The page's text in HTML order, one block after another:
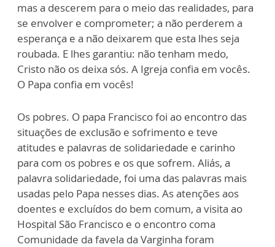
mas a descerem para o meio das realidades, para
se envolver e comprometer; a não perderem a
esperança e a não deixarem que esta lhes seja
roubada. E lhes garantiu: não tenham medo,
Cristo não os deixa sós. A Igreja confia em vocês.
O Papa confia em vocês!
Os pobres. O papa Francisco foi ao encontro das
situações de exclusão e sofrimento e teve
atitudes e palavras de solidariedade e carinho
para com os pobres e os que sofrem. Aliás, a
palavra solidariedade, foi uma das palavras mais
usadas pelo Papa nesses dias. As atenções aos
doentes e excluídos do bem comum, a visita ao
Hospital São Francisco e o encontro coma
Comunidade da favela da Varginha foram